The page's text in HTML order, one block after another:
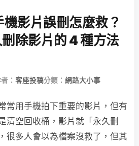
影片誤刪怎麼救？
除影片的 4 種方法
： 客座投稿分類： 網路大小事
常用手機拍下重要的影片，但有
清空回收桶，影片就「永久刪
很多人會以為檔案沒救了，但其